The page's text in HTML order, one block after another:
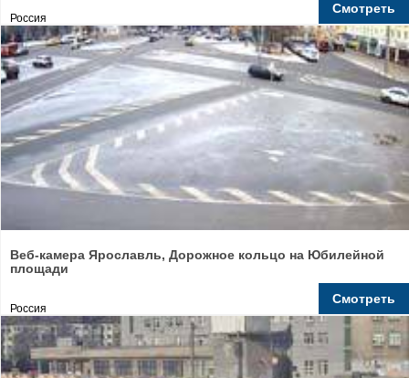
Россия
Смотреть
Веб-камера Ярославль, Дорожное кольцо на Юбилейной
площади
Россия
Смотреть